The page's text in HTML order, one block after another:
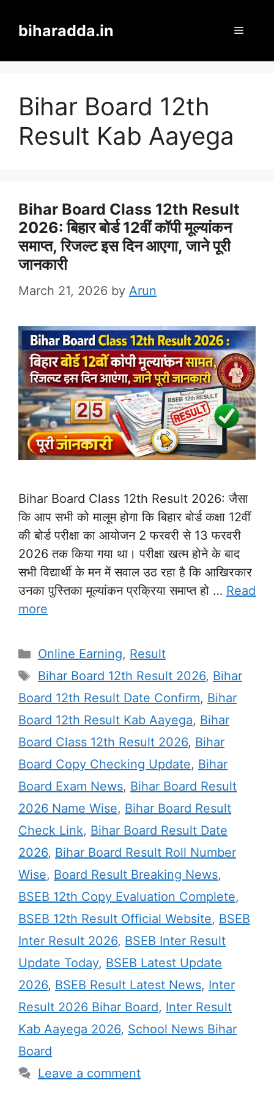
biharadda.in Menu
Bihar Board 12th
Result Kab Aayega
Bihar Board Class 12th Result
2026: बिहार बोर्ड 12वीं कॉपी मूल्यांकन
समाप्त, रिजल्ट इस दिन आएगा, जाने पूरी
जानकारी
March 21, 2026 by Arun
Bihar Board Class 12th Result 2026: जैसा
कि आप सभी को मालूम होगा कि बिहार बोर्ड कक्षा 12वीं
की बोर्ड परीक्षा का आयोजन 2 फरवरी से 13 फरवरी
2026 तक किया गया था। परीक्षा खत्म होने के बाद
सभी विद्यार्थी के मन में सवाल उठ रहा है कि आखिरकार
उनका पुस्तिका मूल्यांकन प्रक्रिया समाप्त हो … Read
more
Categories
Online Earning, Result
Tags
Bihar Board 12th Result 2026, Bihar
Board 12th Result Date Confirm, Bihar
Board 12th Result Kab Aayega, Bihar
Board Class 12th Result 2026, Bihar
Board Copy Checking Update, Bihar
Board Exam News, Bihar Board Result
2026 Name Wise, Bihar Board Result
Check Link, Bihar Board Result Date
2026, Bihar Board Result Roll Number
Wise, Board Result Breaking News,
BSEB 12th Copy Evaluation Complete,
BSEB 12th Result Official Website, BSEB
Inter Result 2026, BSEB Inter Result
Update Today, BSEB Latest Update
2026, BSEB Result Latest News, Inter
Result 2026 Bihar Board, Inter Result
Kab Aayega 2026, School News Bihar
Board
Leave a comment